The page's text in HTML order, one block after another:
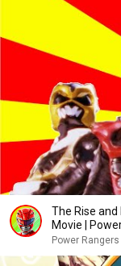
The Rise and
Movie |
Power